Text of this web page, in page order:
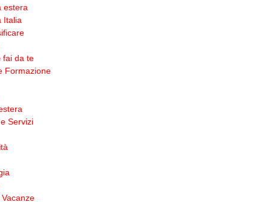
estera
Italia
fai da te
Formazione
Servizi